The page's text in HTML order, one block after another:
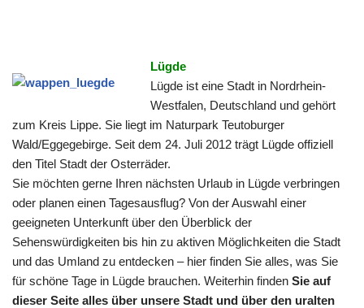
Lügde
Lügde ist eine Stadt in Nordrhein-
Westfalen, Deutschland und gehört
zum Kreis Lippe. Sie liegt im Naturpark Teutoburger
Wald/Eggegebirge. Seit dem 24. Juli 2012 trägt Lügde offiziell
den Titel Stadt der Osterräder.
Sie möchten gerne Ihren nächsten Urlaub in Lügde verbringen
oder planen einen Tagesausflug? Von der Auswahl einer
geeigneten Unterkunft über den Überblick der
Sehenswürdigkeiten bis hin zu aktiven Möglichkeiten die Stadt
und das Umland zu entdecken – hier finden Sie alles, was Sie
für schöne Tage in Lügde brauchen. Weiterhin finden Sie auf
dieser Seite alles über unsere Stadt und über den uralten